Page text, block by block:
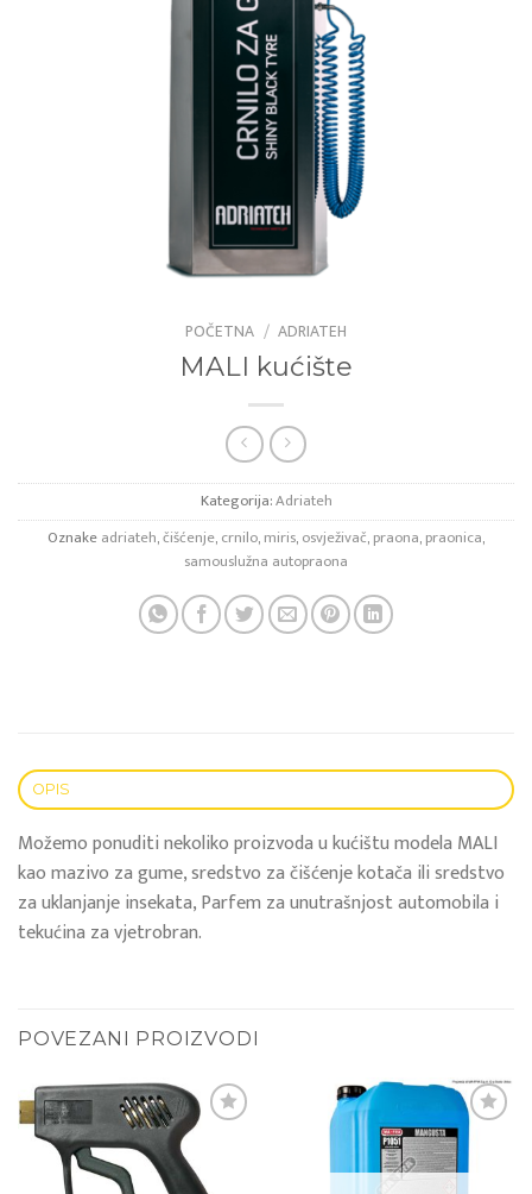
POČETNA / ADRIATEH
MALI kućište
Kategorija:Adriateh
Oznakeadriateh,čišćenje,crnilo,miris,osvježivač,praona,praonica,
samouslužna autopraona
OPIS
Možemo ponuditi nekoliko proizvoda u kućištu modela MALI
kao mazivo za gume, sredstvo za čišćenje kotača ili sredstvo
za uklanjanje insekata, Parfem za unutrašnjost automobila i
tekućina za vjetrobran.
POVEZANI PROIZVODI
Add to
wishlist